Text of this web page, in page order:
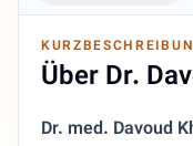
Über Dr.
Dr. med. Davoud